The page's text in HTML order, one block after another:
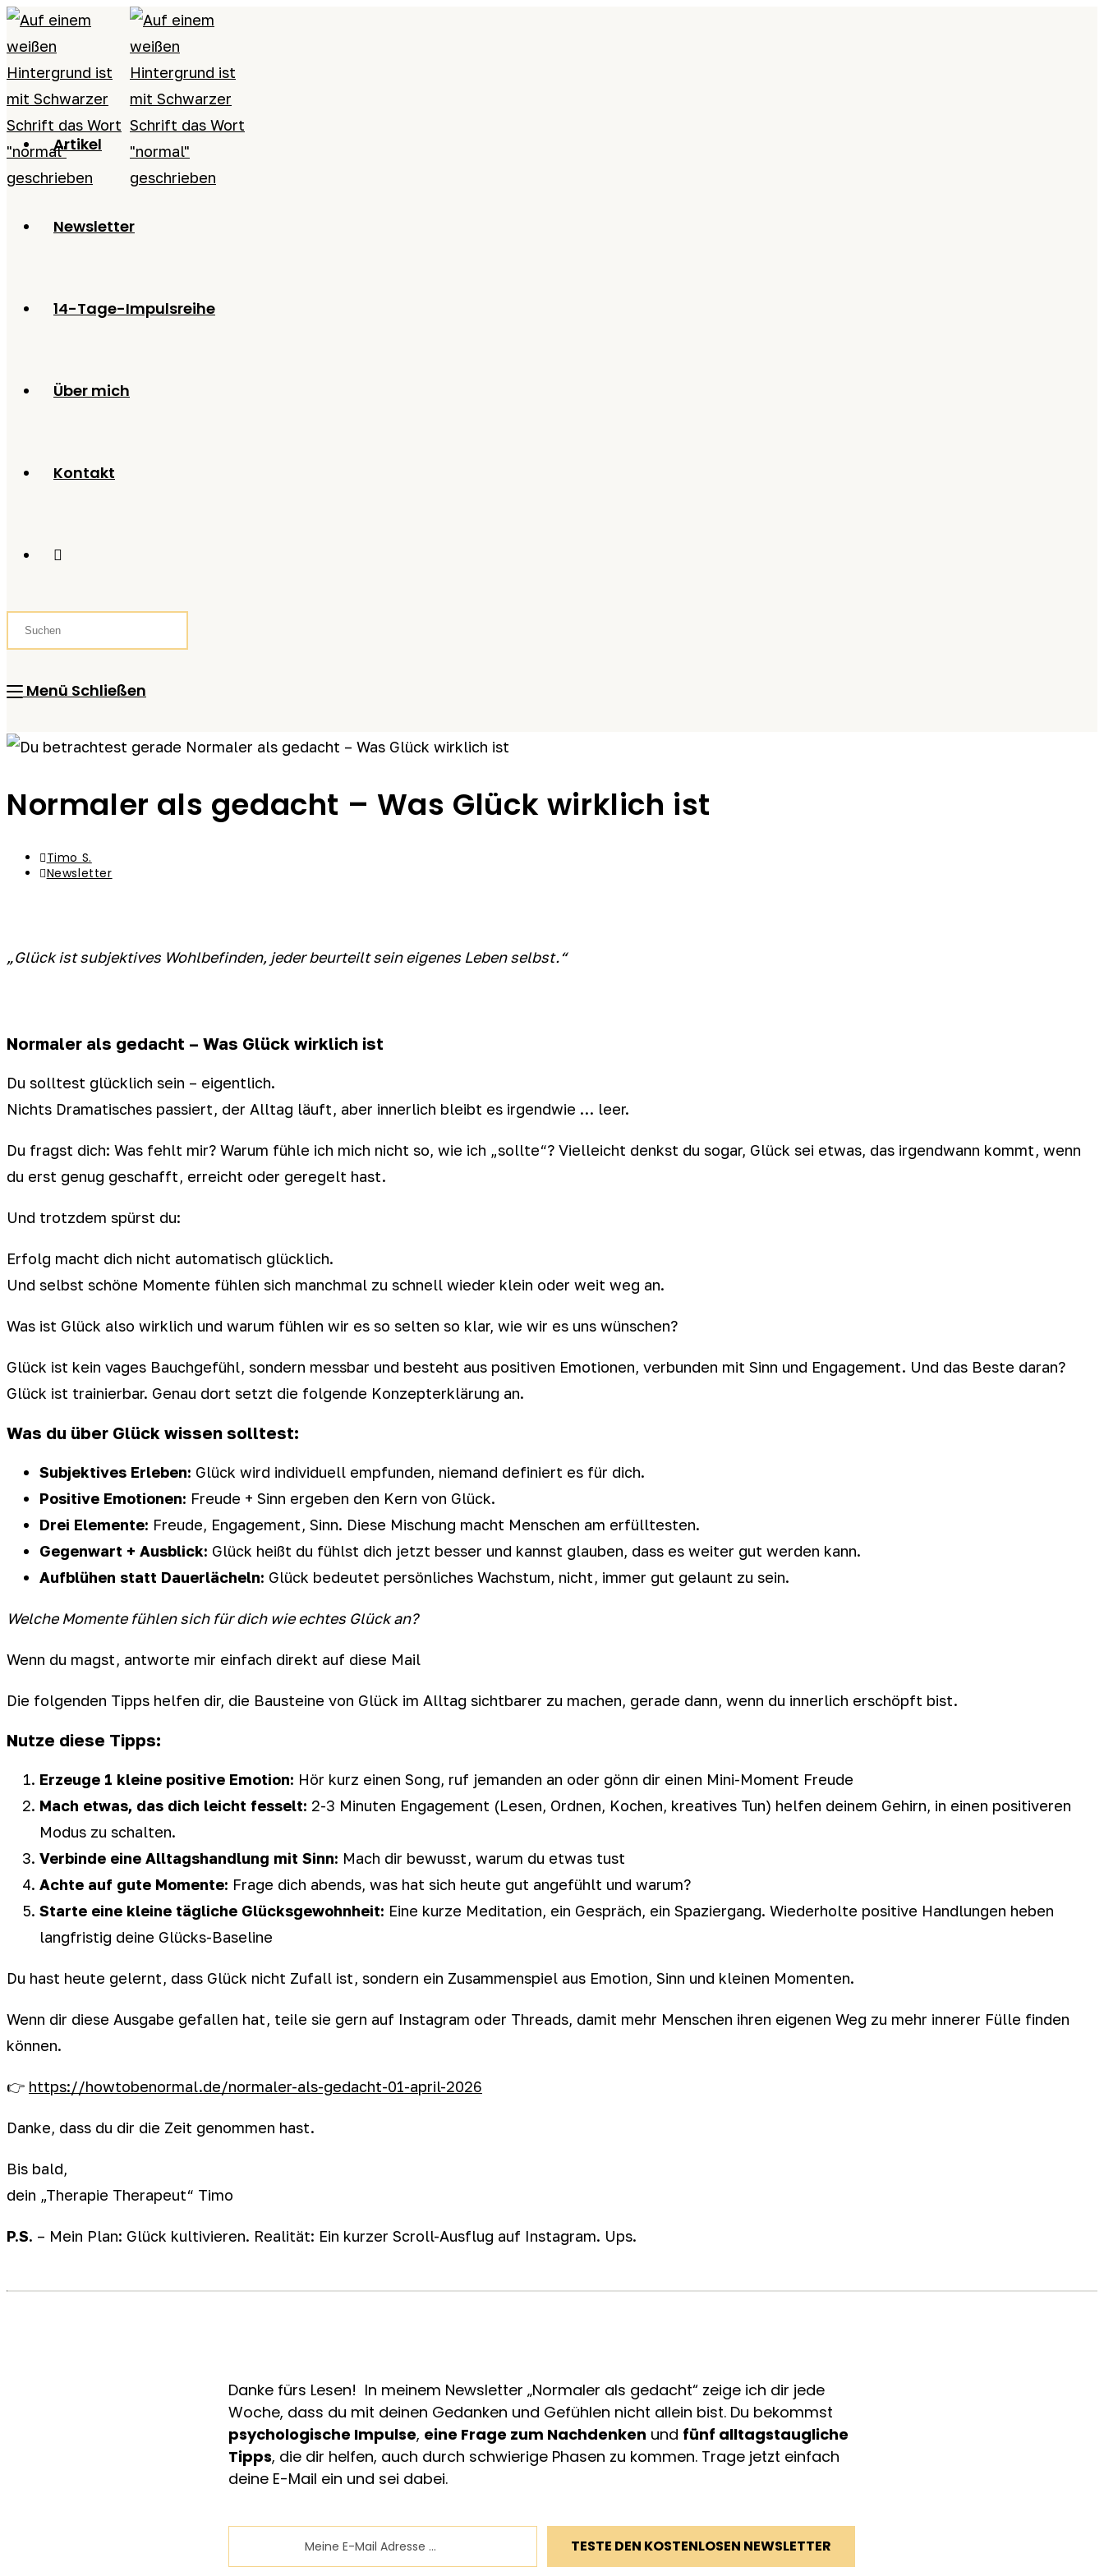
Zum
Inhalt
springen
Artikel
Newsletter
14-Tage-Impulsreihe
Über mich
Kontakt
Website-
Suche
Menü Schließen
Normaler als gedacht – Was Glück wirklich ist
Beitrags-
Autor:
Timo S.
Beitrags-
Newsletter
„Glück ist subjektives Wohlbefinden, jeder beurteilt sein eigenes Leben selbst.“
Normaler als gedacht – Was Glück wirklich ist
Du solltest glücklich sein – eigentlich.
Nichts Dramatisches passiert, der Alltag läuft, aber innerlich bleibt es irgendwie … leer.
Du fragst dich: Was fehlt mir? Warum fühle ich mich nicht so, wie ich „sollte“? Vielleicht denkst du sogar, Glück sei etwas, das irgendwann kommt, wenn
du erst genug geschafft, erreicht oder geregelt hast.
Und trotzdem spürst du:
Erfolg macht dich nicht automatisch glücklich.
Und selbst schöne Momente fühlen sich manchmal zu schnell wieder klein oder weit weg an.
Was ist Glück also wirklich und warum fühlen wir es so selten so klar, wie wir es uns wünschen?
Glück ist kein vages Bauchgefühl, sondern messbar und besteht aus positiven Emotionen, verbunden mit Sinn und Engagement. Und das Beste daran?
Glück ist trainierbar. Genau dort setzt die folgende Konzepterklärung an.
Was du über Glück wissen solltest:
Subjektives Erleben: Glück wird individuell empfunden, niemand definiert es für dich.
Positive Emotionen: Freude + Sinn ergeben den Kern von Glück.
Drei Elemente: Freude, Engagement, Sinn. Diese Mischung macht Menschen am erfülltesten.
Gegenwart + Ausblick: Glück heißt du fühlst dich jetzt besser und kannst glauben, dass es weiter gut werden kann.
Aufblühen statt Dauerlächeln: Glück bedeutet persönliches Wachstum, nicht, immer gut gelaunt zu sein.
Welche Momente fühlen sich für dich wie echtes Glück an?
Wenn du magst, antworte mir einfach direkt auf diese Mail
Die folgenden Tipps helfen dir, die Bausteine von Glück im Alltag sichtbarer zu machen, gerade dann, wenn du innerlich erschöpft bist.
Nutze diese Tipps:
Erzeuge 1 kleine positive Emotion: Hör kurz einen Song, ruf jemanden an oder gönn dir einen Mini-Moment Freude
Mach etwas, das dich leicht fesselt: 2-3 Minuten Engagement (Lesen, Ordnen, Kochen, kreatives Tun) helfen deinem Gehirn, in einen positiveren
Modus zu schalten.
Verbinde eine Alltagshandlung mit Sinn: Mach dir bewusst, warum du etwas tust
Achte auf gute Momente: Frage dich abends, was hat sich heute gut angefühlt und warum?
Starte eine kleine tägliche Glücksgewohnheit: Eine kurze Meditation, ein Gespräch, ein Spaziergang. Wiederholte positive Handlungen heben
langfristig deine Glücks-Baseline
Du hast heute gelernt, dass Glück nicht Zufall ist, sondern ein Zusammenspiel aus Emotion, Sinn und kleinen Momenten.
Wenn dir diese Ausgabe gefallen hat, teile sie gern auf Instagram oder Threads, damit mehr Menschen ihren eigenen Weg zu mehr innerer Fülle finden
können.
👉 https://howtobenormal.de/normaler-als-gedacht-01-april-2026
Danke, dass du dir die Zeit genommen hast.
Bis bald,
dein „Therapie Therapeut“ Timo
P.S. – Mein Plan: Glück kultivieren. Realität: Ein kurzer Scroll-Ausflug auf Instagram. Ups.
Danke fürs Lesen! In meinem Newsletter „Normaler als gedacht“ zeige ich dir jede
Woche, dass du mit deinen Gedanken und Gefühlen nicht allein bist. Du bekommst
psychologische Impulse, eine Frage zum Nachdenken und fünf alltagstaugliche
Tipps, die dir helfen, auch durch schwierige Phasen zu kommen. Trage jetzt einfach
deine E-Mail ein und sei dabei.
TESTE DEN KOSTENLOSEN NEWSLETTER